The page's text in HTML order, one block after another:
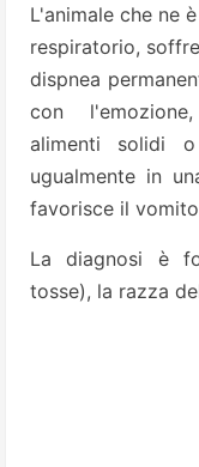
L'animale che ne
respiratorio,
dispnea
con
alimenti solidi
ugualmente in
favorisce il
La diagnosi è
tosse), la razza